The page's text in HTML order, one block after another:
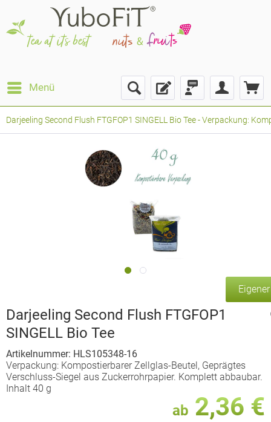
Menü
Darjeeling Second Flush FTGFOP1 SINGELL Bio Tee - Verpackung:
Darjeeling Second Flush FTGFOP1
SINGELL Bio Tee
Artikelnummer: HLS105348-16
Verpackung: Kompostierbarer Zellglas-Beutel, Geprägtes
Verschluss-Siegel aus Zuckerrohrpapier. Komplett abbaubar.
Inhalt 40 g
ab 2,36 €